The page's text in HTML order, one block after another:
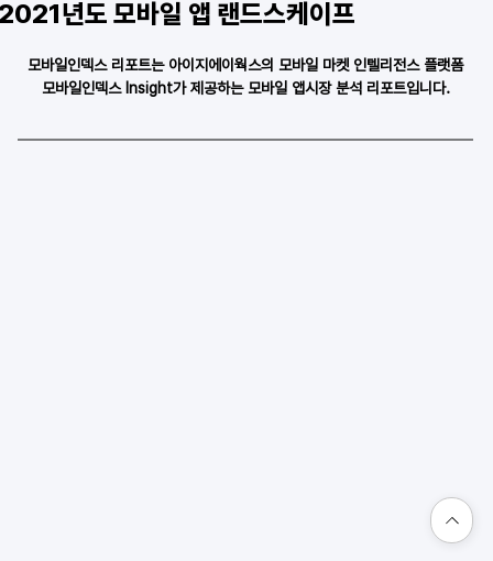
년도 모바일 앱 랜드스케이프
모바일인덱스 리포트는 아이지에이웍스의 모바일 마켓 인텔리전스 플랫폼
모바일인덱스 Insight가 제공하는 모바일 앱시장 분석 리포트입니다.